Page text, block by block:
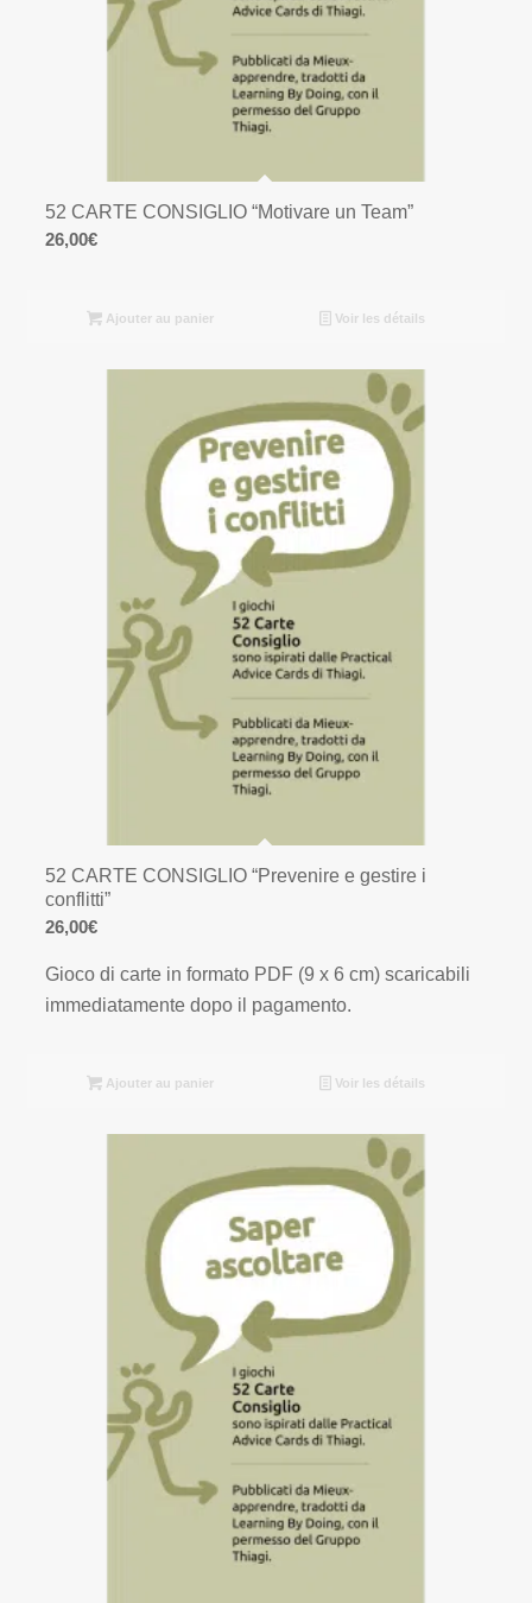
52 CARTE CONSIGLIO “Motivare un Team”
26,00€
Ajouter au panier Voir les détails
52 CARTE CONSIGLIO “Prevenire e gestire i
conflitti”
26,00€
Gioco di carte in formato PDF (9 x 6 cm) scaricabili
immediatamente dopo il pagamento.
Ajouter au panier Voir les détails